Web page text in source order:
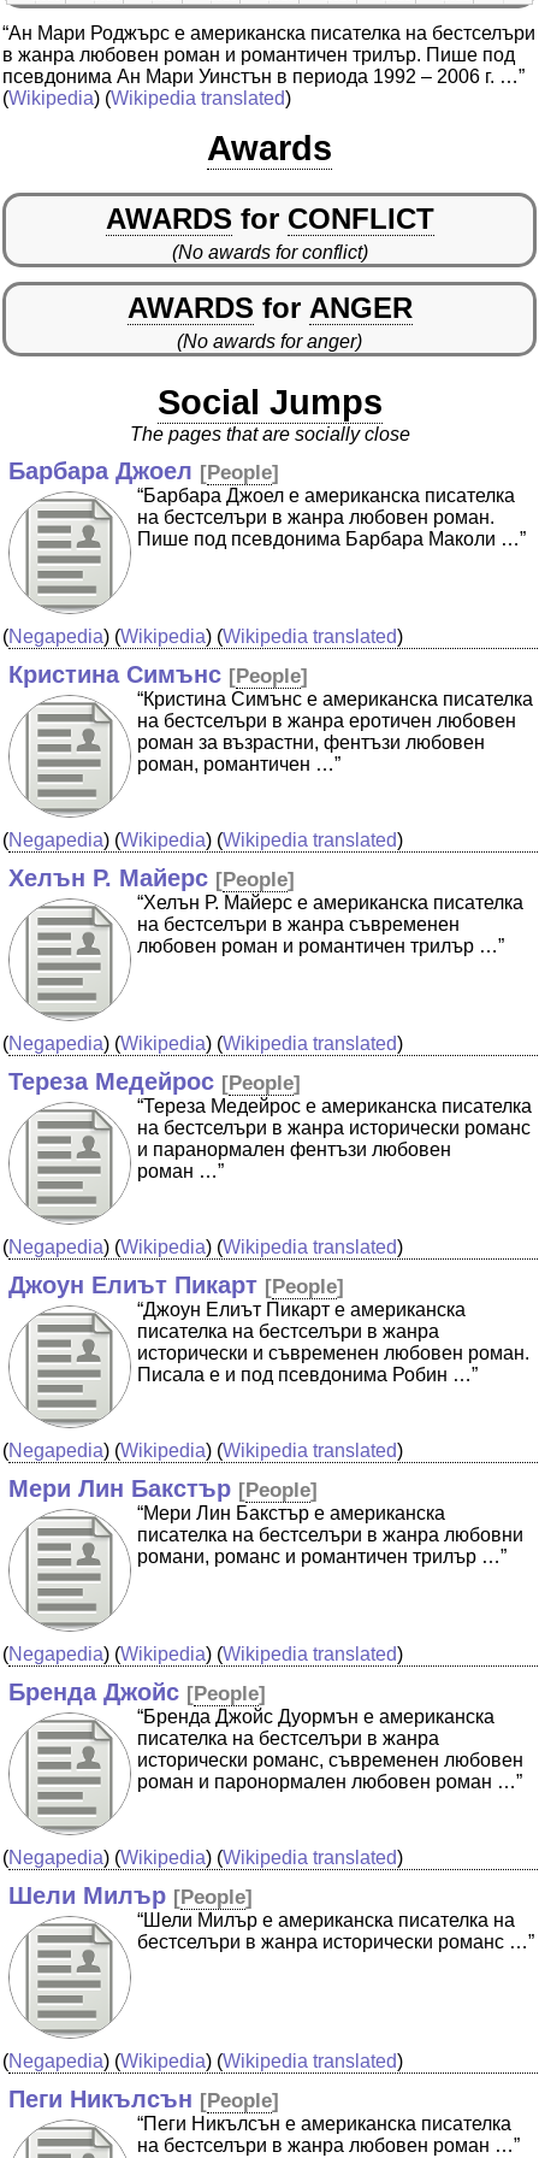
“Ан Мари Роджърс е американска писателка на бестселъри
в жанра любовен роман и романтичен трилър. Пише под
псевдонима Ан Мари Уинстън в периода 1992 – 2006 г. …”
(Wikipedia) (Wikipedia translated)
Awards
AWARDS for CONFLICT
(No awards for conflict)
AWARDS for ANGER
(No awards for anger)
Social Jumps
The pages that are socially close
Барбара Джоел [People]
“Барбара Джоел е американска писателка
на бестселъри в жанра любовен роман.
Пише под псевдонима Барбара Маколи …”
(Negapedia) (Wikipedia) (Wikipedia translated)
Кристина Симънс [People]
“Кристина Симънс е американска писателка
на бестселъри в жанра еротичен любовен
роман за възрастни, фентъзи любовен
роман, романтичен …”
(Negapedia) (Wikipedia) (Wikipedia translated)
Хелън Р. Майерс [People]
“Хелън Р. Майерс е американска писателка
на бестселъри в жанра съвременен
любовен роман и романтичен трилър …”
(Negapedia) (Wikipedia) (Wikipedia translated)
Тереза Медейрос [People]
“Тереза Медейрос е американска писателка
на бестселъри в жанра исторически романс
и паранормален фентъзи любовен
роман …”
(Negapedia) (Wikipedia) (Wikipedia translated)
Джоун Елиът Пикарт [People]
“Джоун Елиът Пикарт е американска
писателка на бестселъри в жанра
исторически и съвременен любовен роман.
Писала е и под псевдонима Робин …”
(Negapedia) (Wikipedia) (Wikipedia translated)
Мери Лин Бакстър [People]
“Мери Лин Бакстър е американска
писателка на бестселъри в жанра любовни
романи, романс и романтичен трилър …”
(Negapedia) (Wikipedia) (Wikipedia translated)
Бренда Джойс [People]
“Бренда Джойс Дуормън е американска
писателка на бестселъри в жанра
исторически романс, съвременен любовен
роман и паронормален любовен роман …”
(Negapedia) (Wikipedia) (Wikipedia translated)
Шели Милър [People]
“Шели Милър е американска писателка на
бестселъри в жанра исторически романс …”
(Negapedia) (Wikipedia) (Wikipedia translated)
Пеги Никълсън [People]
“Пеги Никълсън е американска писателка
на бестселъри в жанра любовен роман …”